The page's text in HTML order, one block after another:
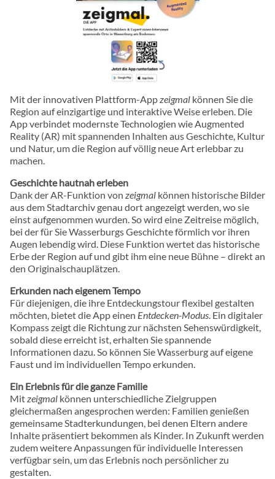
Mit der innovativen Plattform-Appzeigmal können Sie die
Region auf einzigartige und interaktive Weise erleben. Die
App verbindet modernste Technologien wie Augmented
Reality (AR) mit spannenden Inhalten aus Geschichte, Kultur
und Natur, um die Region auf völlig neue Art erlebbar zu
machen.
Geschichte hautnah erleben
Dank der AR-Funktion von zeigmal können historische Bilder
aus dem Stadtarchiv genau dort angezeigt werden, wo sie
einst aufgenommen wurden. So wird eine Zeitreise möglich,
bei der für Sie Wasserburgs Geschichte förmlich vor ihren
Augen lebendig wird. Diese Funktion wertet das historische
Erbe der Region auf und gibt ihm eine neue Bühne – direkt an
den Originalschauplätzen.
Erkunden nach eigenem Tempo
Für diejenigen, die ihre Entdeckungstour flexibel gestalten
möchten, bietet die App einen Entdecken-Modus. Ein digitaler
Kompass zeigt die Richtung zur nächsten Sehenswürdigkeit,
sobald diese erreicht ist, erhalten Sie spannende
Informationen dazu. So können Sie Wasserburg auf eigene
Faust und im individuellen Tempo erkunden.
Ein Erlebnis für die ganze Familie
Mitzeigmal können unterschiedliche Zielgruppen
gleichermaßen angesprochen werden: Familien genießen
gemeinsame Stadterkundungen, bei denen Eltern andere
Inhalte präsentiert bekommen als Kinder. In Zukunft werden
zudem weitere Anpassungen für individuelle Interessen
verfügbar sein, um das Erlebnis noch persönlicher zu
gestalten.